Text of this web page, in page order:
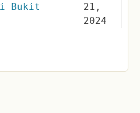
Bukit
21,
2024